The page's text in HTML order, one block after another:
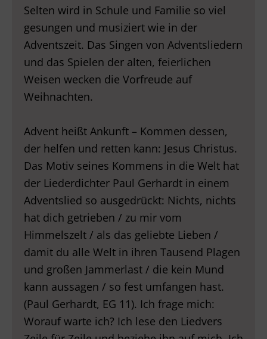
Selten wird in Schule und Familie so viel
gesungen und musiziert wie in der
Adventszeit. Das Singen von Adventsliedern
und das Spielen der alten, feierlichen
Weisen wecken die Vorfreude auf
Weihnachten.
Advent heißt Ankunft – Kommen dessen,
der helfen und retten kann: Jesus Christus.
Das Motiv seines Kommens in die Welt hat
der Liederdichter Paul Gerhardt in einem
Adventslied so ausgedrückt: Nichts, nichts
hat dich getrieben / zu mir vom
Himmelszelt / als das geliebte Lieben /
damit du alle Welt in ihren Tausend Plagen
und großen Jammerlast / die kein Mund
kann aussagen / so fest umfangen hast.
(Paul Gerhardt, EG 11). Ich frage mich:
Worauf warte ich? Ich lese den Liedvers